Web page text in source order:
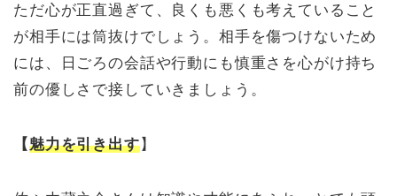
ただ心が正直過ぎて、良くも悪くも考えていること
が相手には筒抜けでしょう。相手を傷つけないため
には、日ごろの会話や行動にも慎重さを心がけ持ち
前の優しさで接していきましょう。
【魅力を引き出す】